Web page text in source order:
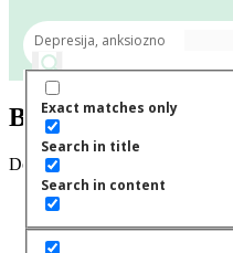
Exact matches only
Search in title
Search in content
Blog
Dobrodošli na blog stranicu